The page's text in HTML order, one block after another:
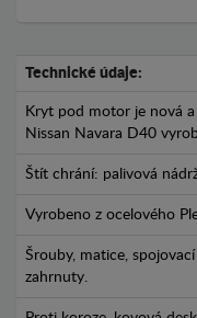
Technické údaje:
Kryt pod motor je nová
Nissan Navara D40
Štít chrání: palivová
Vyrobeno z ocelového
Šrouby, matice,
zahrnuty.